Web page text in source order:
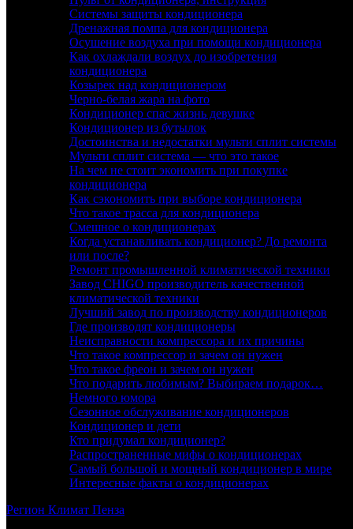
Системы защиты кондиционера
Дренажная помпа для кондиционера
Осушение воздуха при помощи кондиционера
Как охлаждали воздух до изобретения
кондиционера
Козырек над кондиционером
Черно-белая жара на фото
Кондиционер спас жизнь девушке
Кондиционер из бутылок
Достоинства и недостатки мульти сплит системы
Мульти сплит система — что это такое
На чем не стоит экономить при покупке
кондиционера
Как сэкономить при выборе кондиционера
Что такое трасса для кондиционера
Смешное о кондиционерах
Когда устанавливать кондиционер? До ремонта
или после?
Ремонт промышленной климатической техники
Завод CHIGO производитель качественной
климатической техники
Лучший завод по производству кондиционеров
Где производят кондиционеры
Неисправности компрессора и их причины
Что такое компрессор и зачем он нужен
Что такое фреон и зачем он нужен
Что подарить любимым? Выбираем подарок…
Немного юмора
Сезонное обслуживание кондиционеров
Кондиционер и дети
Кто придумал кондиционер?
Распространенные мифы о кондиционерах
Самый большой и мощный кондиционер в мире
Интересные факты о кондиционерах
Регион Климат Пенза